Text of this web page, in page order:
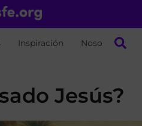
Inspiración Nosotros
Jesús?